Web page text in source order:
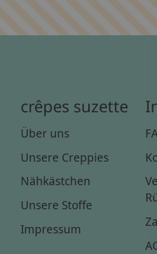
crêpes suzette
Über uns
Unsere Creppies
Nähkästchen
Unsere Stoffe
Impressum